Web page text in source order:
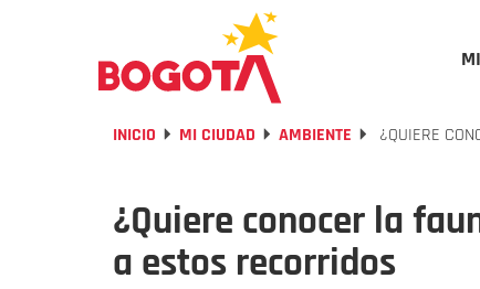
INICIO MI CIUDAD AMBIENTE ¿QUIERE
¿Quiere conocer la
a estos recorridos